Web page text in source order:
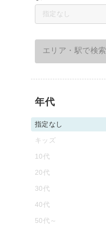
指定なし
エリア・駅で検索
年代
指定なし
キッズ
10代
20代
30代
40代
50代～